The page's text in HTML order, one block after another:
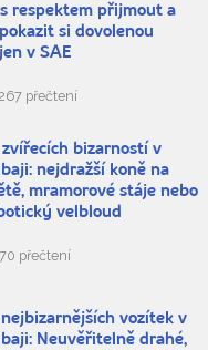
respektem přijmout a
si dovolenou
v SAE
přečtení
zvířecích bizarností v
nejdražší koně na
mramorové stáje nebo
velbloud
přečtení
nejbizarnějších vozítek v
Neuvěřitelně drahé,